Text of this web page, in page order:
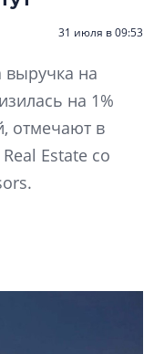
31 июля в 09:53
выручка на
на 1%
отмечают в
Estate со